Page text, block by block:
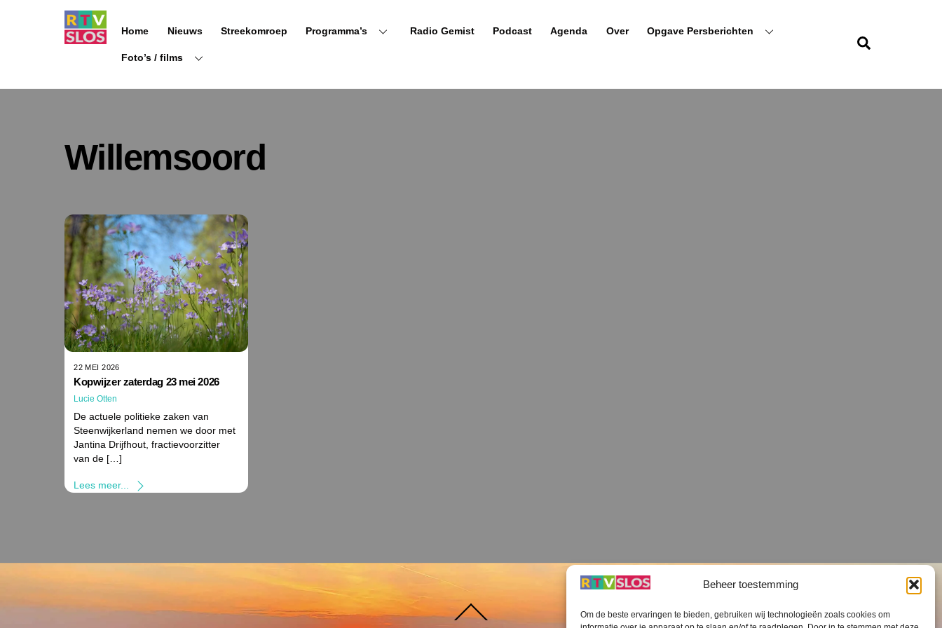
Beheer toestemming
Om de beste ervaringen te bieden, gebruiken wij technologieën zoals cookies om
Home Nieuws Streekomroep Programma’s Radio Gemist Podcast Agenda Over Opgave Persberichten
Foto’s / films
Willemsoord
22 MEI 2026
Kopwijzer zaterdag 23 mei 2026
Lucie Otten
De actuele politieke zaken van
Steenwijkerland nemen we door met
Jantina Drijfhout, fractievoorzitter
van de […]
Lees meer...
naar